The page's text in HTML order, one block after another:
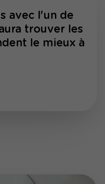
avec l'un de
trouver les
le mieux à